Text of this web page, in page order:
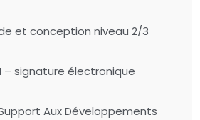
et conception niveau 2/3
– signature électronique
Support Aux Développements